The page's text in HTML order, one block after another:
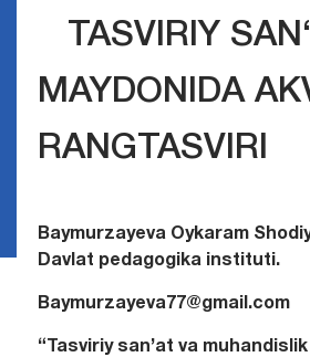
TASVIRIY
MAYDONIDA
RANGTASVIRI
Baymurzayeva Oykaram
Davlat pedagogika instituti.
Baymurzayeva77@gmail.com
“Tasviriy san’at va